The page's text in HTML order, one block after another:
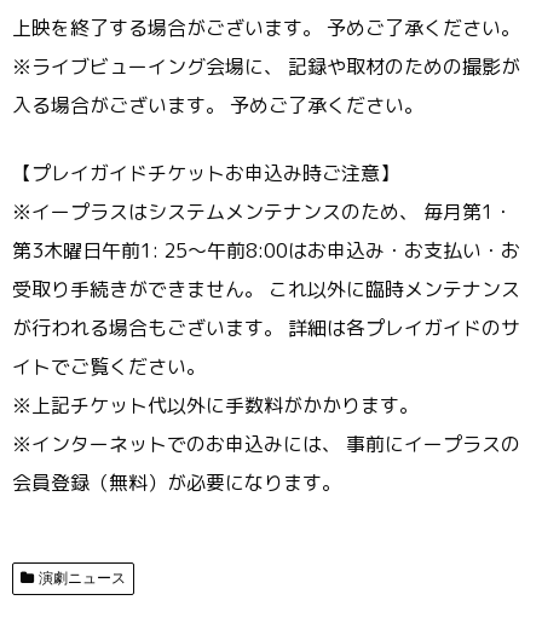
上映を終了する場合がございます。 予めご了承ください。
※ライブビューイング会場に、 記録や取材のための撮影が
入る場合がございます。 予めご了承ください。
【プレイガイドチケットお申込み時ご注意】
※イープラスはシステムメンテナンスのため、 毎月第1・
第3木曜日午前1: 25～午前8:00はお申込み・お支払い・お
受取り手続きができません。 これ以外に臨時メンテナンス
が行われる場合もございます。 詳細は各プレイガイドのサ
イトでご覧ください。
※上記チケット代以外に手数料がかかります。
※インターネットでのお申込みには、 事前にイープラスの
会員登録（無料）が必要になります。
演劇ニュース